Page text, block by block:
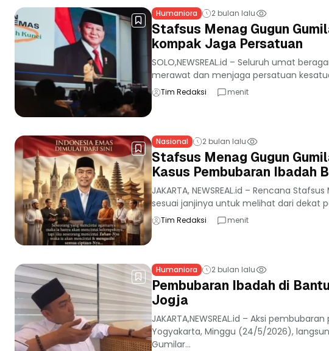
Humaniora 2 bulan lalu
Stafsus Menag Gugun
kompak Jaga Persatuan
SOLO,NEWSREAL.id – Seluruh umat
merawat dan menjaga persatuan
Tim Redaksi menit
Nasional 2 bulan lalu
Stafsus Menag Gugun
Kasus Pembubaran Ibadah
JAKARTA, NEWSREAL.id – Rencana
sesuai janjinya untuk melihat dari dekat
Tim Redaksi menit
Humaniora 2 bulan lalu
Pembubaran Ibadah di
Jogja
JAKARTA,NEWSREAL.id – Aksi
Yogyakarta, Minggu (24/5/2026),
Gumilar...